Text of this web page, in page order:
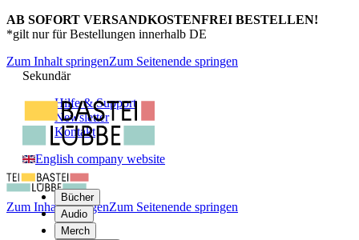
AB SOFORT VERSANDKOSTENFREI BESTELLEN!
*gilt nur für Bestellungen innerhalb DE
Zum Inhalt springenZum Seitenende springen
Sekundär
Hilfe & Support
Newsletter
Kontakt
English company website
Bücher
Audio
Merch
Zum Inhalt springenZum Seitenende springen